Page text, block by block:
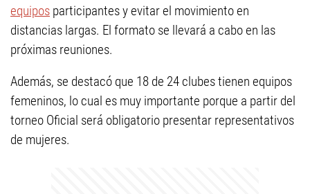
equipos participantes y evitar el movimiento en
distancias largas. El formato se llevará a cabo en las
próximas reuniones.
Además, se destacó que 18 de 24 clubes tienen equipos
femeninos, lo cual es muy importante porque a partir del
torneo Oficial será obligatorio presentar representativos
de mujeres.